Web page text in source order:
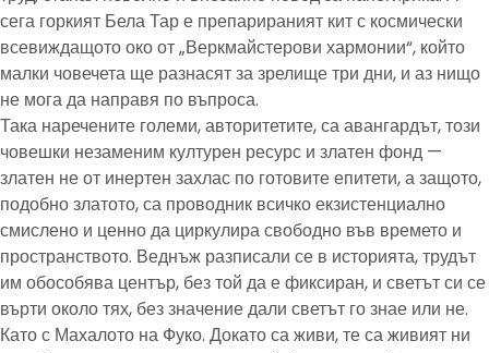
сега горкият Бела Тар е препарираният кит с космически
всевиждащото око от „Веркмайстерови хармонии“, който
малки човечета ще разнасят за зрелище три дни, и аз нищо
не мога да направя по въпроса.
Така наречените големи, авторитетите, са авангардът, този
човешки незаменим културен ресурс и златен фонд —
златен не от инертен захлас по готовите епитети, а защото,
подобно златото, са проводник всичко екзистенциално
смислено и ценно да циркулира свободно във времето и
пространството. Веднъж разписали се в историята, трудът
им обособява център, без той да е фиксиран, и светът си се
върти около тях, без значение дали светът го знае или не.
Като с Махалото на Фуко. Докато са живи, те са живият ни